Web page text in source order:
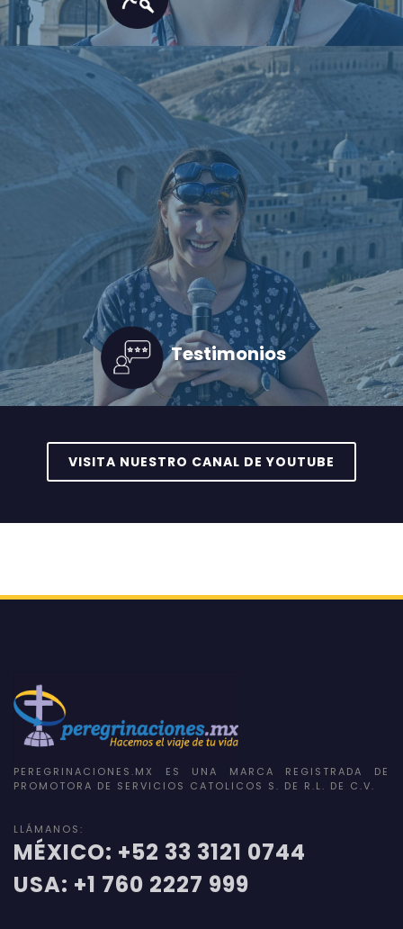
Testimonios
VISITA NUESTRO CANAL DE YOUTUBE
PEREGRINACIONES.MX ES UNA MARCA REGISTRADA DE
PROMOTORA DE SERVICIOS CATOLICOS S. DE R.L. DE C.V.
LLÁMANOS:
MÉXICO: +52 33 3121 0744
USA: +1 760 2227 999